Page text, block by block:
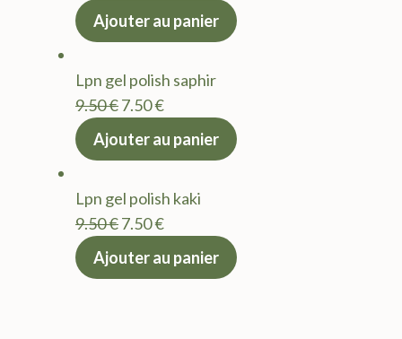
prix
9.50 €.
actuel
7.50 €.
Ajouter au panier
Lpn gel polish saphir
9.50€Le
prix
9.50 €.
7.50€Le
actuel
7.50 €.
Ajouter au panier
Lpn gel polish kaki
9.50€Le
prix
7.50€Le
actuel
Ajouter au panier